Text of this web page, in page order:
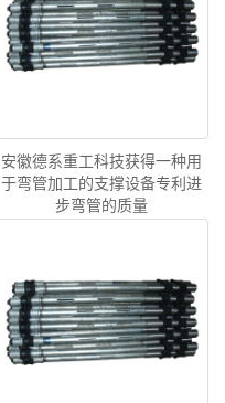
安徽德系重工科技获得一种用
于弯管加工的支撑设备专利进
步弯管的质量